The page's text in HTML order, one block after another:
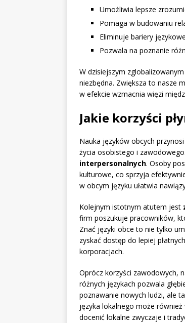
Umożliwia lepsze
Pomaga w budowaniu
Eliminuje bariery
Pozwala na poznanie
W dzisiejszym
niezbędna. Zwiększa to nasze
w efekcie wzmacnia więzi
Jakie korzyści
Nauka języków obcych
życia osobistego i
interpersonalnych. Osoby
kulturowe, co sprzyja
w obcym języku ułatwia
Kolejnym istotnym atutem jest
firm poszukuje pracowników,
Znać języki obce to nie tylko
zyskać dostęp do lepiej
korporacjach.
Oprócz korzyści zawodowych,
różnych językach pozwala
poznawanie nowych ludzi, ale
języka lokalnego może
docenić lokalne zwyczaje i